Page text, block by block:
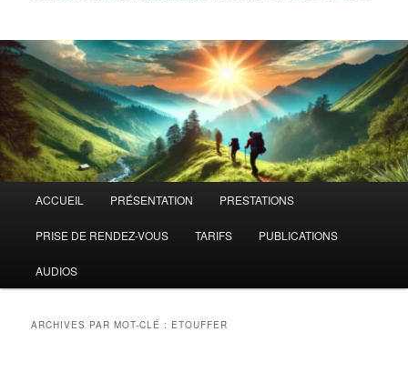
principal
ACCUEIL PRÉSENTATION PRESTATIONS
PRISE DE RENDEZ-VOUS TARIFS PUBLICATIONS
AUDIOS
ARCHIVES PAR MOT-CLÉ : ETOUFFER